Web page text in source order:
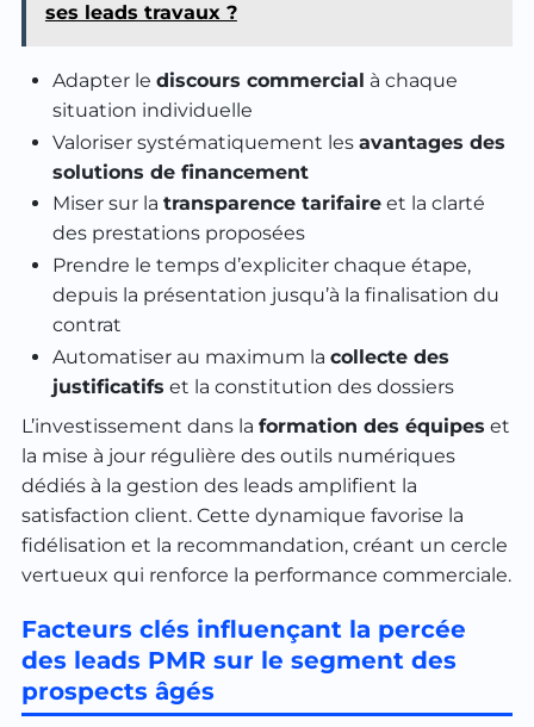
ses leads travaux ?
Adapter le discours commercial à chaque
situation individuelle
Valoriser systématiquement les avantages des
solutions de financement
Miser sur la transparence tarifaireet la clarté
des prestations proposées
Prendre le temps d’expliciter chaque étape,
depuis la présentation jusqu’à la finalisation du
contrat
Automatiser au maximum la collecte des
justificatifs et la constitution des dossiers
L’investissement dans la formation des équipes et
la mise à jour régulière des outils numériques
dédiés à la gestion des leads amplifient la
satisfaction client. Cette dynamique favorise la
fidélisation et la recommandation, créant un cercle
vertueux qui renforce la performance commerciale.
Facteurs clés influençant la percée
des leads PMR sur le segment des
prospects âgés